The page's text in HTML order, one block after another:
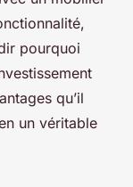
pourquoi
qu’il
un véritable